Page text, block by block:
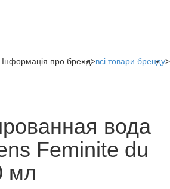
Інформація про бренд>всі товари бренду>
вода
Feminite du
мл